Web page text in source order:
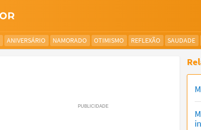
ANIVERSÁRIO NAMORADO OTIMISMO REFLEXÃO SAUDADE